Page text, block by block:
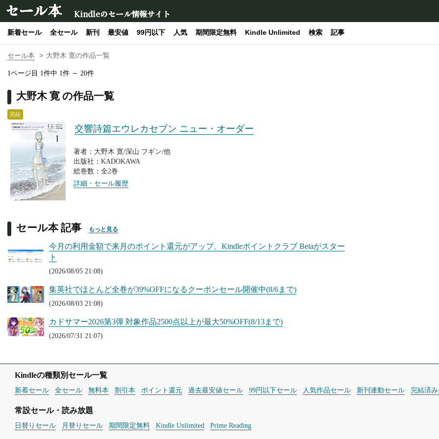
セール本 Kindleのセール情報サイト
新着セール 全セール 新刊 最安値 99円以下 人気 期間限定無料 Kindle Unlimited 検索 記事
セール本 大野木 寛の作品一覧
1ページ目 1件中 1件 ～ 20件
大野木 寛 の作品一覧
完結
交響詩篇エウレカセブン ニュー・オーダー
著者：大野木 寛/深山 フギン/他
出版社：KADOKAWA
総巻数：全2巻
詳細・セール履歴
セール本 記事 もっと見る
今月の利用金額で来月のポイント還元がアップ、Kindleポイントクラブ Betaがスター
ト
(2026/08/05 21:08)
集英社でほとんど全巻が39%OFFになるクーポンセール開催中(8/6まで)
(2026/08/03 21:08)
カドサマー2026第3弾 対象作品2500点以上が最大50%OFF(8/13まで)
(2026/07/31 21:07)
Kindleの種類別セール一覧
新着セール 全セール 無料本 割引本 ポイント還元 過去最安値セール 99円以下セール 人気作品セール 新刊連動セール 完結済
常設セール・読み放題
日替りセール 月替りセール 期間限定無料 Kindle Unlimited Prime Reading